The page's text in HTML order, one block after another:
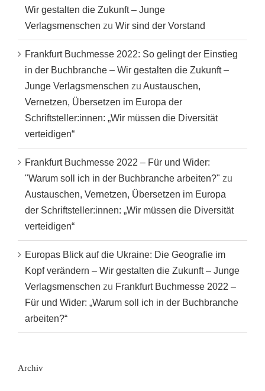
Wir gestalten die Zukunft – Junge
Verlagsmenschen zu Wir sind der Vorstand
Frankfurt Buchmesse 2022: So gelingt der Einstieg
in der Buchbranche – Wir gestalten die Zukunft –
Junge Verlagsmenschen zu Austauschen,
Vernetzen, Übersetzen im Europa der
Schriftsteller:innen: „Wir müssen die Diversität
verteidigen“
Frankfurt Buchmesse 2022 – Für und Wider:
"Warum soll ich in der Buchbranche arbeiten?" zu
Austauschen, Vernetzen, Übersetzen im Europa
der Schriftsteller:innen: „Wir müssen die Diversität
verteidigen“
Europas Blick auf die Ukraine: Die Geografie im
Kopf verändern – Wir gestalten die Zukunft – Junge
Verlagsmenschen zu Frankfurt Buchmesse 2022 –
Für und Wider: „Warum soll ich in der Buchbranche
arbeiten?“
Archiv